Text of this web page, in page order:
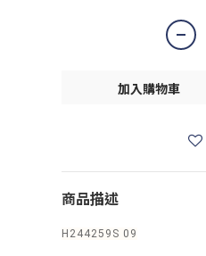
加入購物車
商品描述
H244259S 09